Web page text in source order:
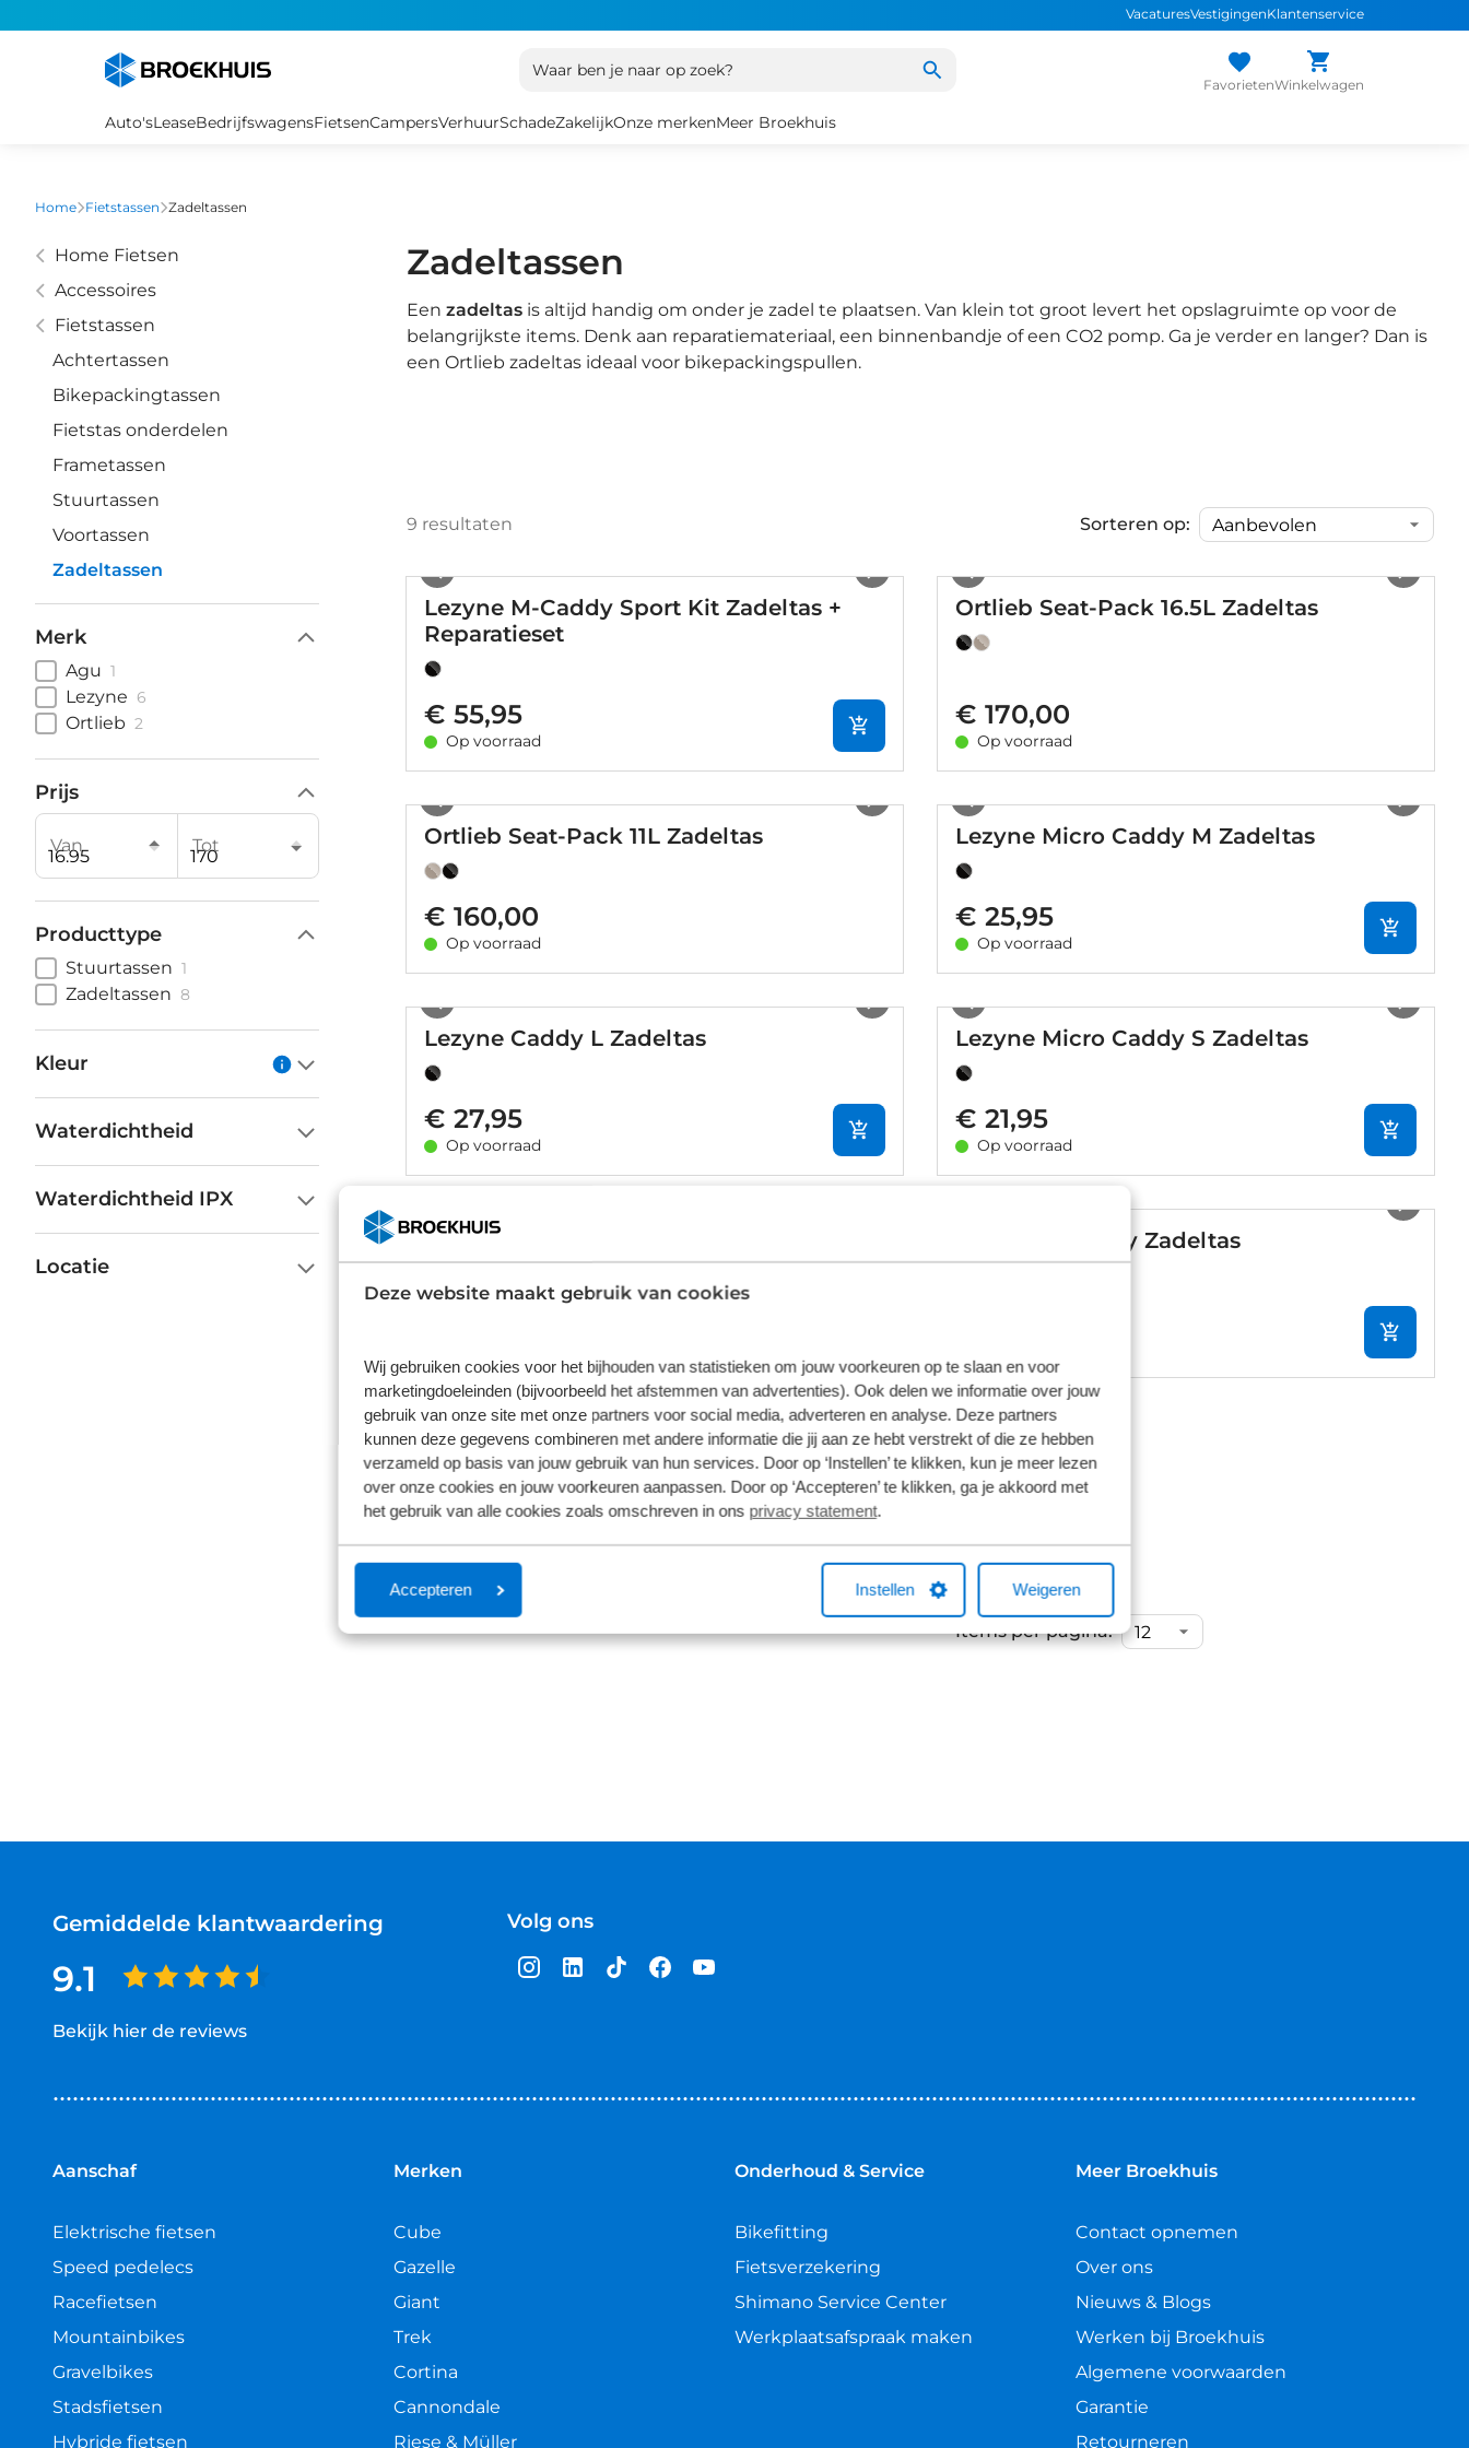
Deze website maakt gebruik van cookies
Wij gebruiken cookies voor het bijhouden van statistieken om jouw voorkeuren op te slaan en voor
marketingdoeleinden (bijvoorbeeld het afstemmen van advertenties). Ook delen we informatie over jouw
gebruik van onze site met onze partners voor social media, adverteren en analyse. Deze partners
kunnen deze gegevens combineren met andere informatie die jij aan ze hebt verstrekt of die ze hebben
verzameld op basis van jouw gebruik van hun services. Door op ‘Instellen’ te klikken, kun je meer lezen
over onze cookies en jouw voorkeuren aanpassen. Door op ‘Accepteren’ te klikken, ga je akkoord met
het gebruik van alle cookies zoals omschreven in ons privacy statement.
Accepteren Instellen Weigeren
VacaturesVestigingenKlantenservice
Waar ben je naar op zoek?
FavorietenWinkelwagen
Auto'sLeaseBedrijfswagensFietsenCampersVerhuurSchadeZakelijkOnze merkenMeer Broekhuis
Home Fietstassen Zadeltassen
Home Fietsen
Accessoires
Fietstassen
Achtertassen
Bikepackingtassen
Fietstas onderdelen
Frametassen
Stuurtassen
Voortassen
Zadeltassen
Merk
Agu 1
Lezyne 6
Ortlieb 2
Prijs
Van Tot
Producttype
Stuurtassen 1
Zadeltassen 8
Kleur
Waterdichtheid
Waterdichtheid IPX
Locatie
Zadeltassen
Een zadeltasis altijd handig om onder je zadel te plaatsen. Van klein tot groot levert het opslagruimte op voor de
belangrijkste items. Denk aan reparatiemateriaal, een binnenbandje of een CO2 pomp. Ga je verder en langer? Dan is
een Ortlieb zadeltas ideaal voor bikepackingspullen.
9 resultaten Sorteren op:
Lezyne M-Caddy Sport Kit Zadeltas +
Reparatieset
€ 55,95
Op voorraad
Ortlieb Seat-Pack 16.5L Zadeltas
€ 170,00
Op voorraad
Ortlieb Seat-Pack 11L Zadeltas
€ 160,00
Op voorraad
Lezyne Micro Caddy M Zadeltas
€ 25,95
Op voorraad
Lezyne Caddy L Zadeltas
€ 27,95
Op voorraad
Lezyne Micro Caddy S Zadeltas
€ 21,95
Op voorraad
Lezyne M-Caddy M Zadeltas Zwart Lezyne S-Caddy Zadeltas
1/12
AGU Venture Seat-Pack Zwart
€ 80,00
Op voorraad
Items per pagina:
Gemiddelde klantwaardering
9.1
Bekijk hier de reviews
van
Volg ons
Aanschaf
Elektrische fietsen
Speed pedelecs
Racefietsen
Mountainbikes
Gravelbikes
Stadsfietsen
Hybride fietsen
Merken
Cube
Gazelle
Giant
Trek
Cortina
Cannondale
Riese & Müller
Onderhoud & Service
Bikefitting
Fietsverzekering
Shimano Service Center
Werkplaatsafspraak maken
Meer Broekhuis
Contact opnemen
Over ons
Nieuws & Blogs
Werken bij Broekhuis
Algemene voorwaarden
Garantie
Retourneren